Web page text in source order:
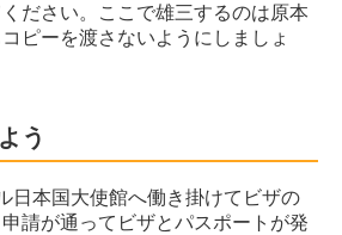
ださい。ここで雄三するのは原本
ピーを渡さないようにしましょ
う
日本国大使館へ働き掛けてビザの
請が通ってビザとパスポートが発